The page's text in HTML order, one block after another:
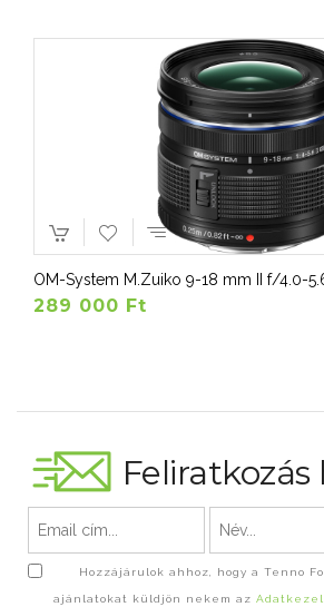
OM-System M.Zuiko 9-18 mm II f/4.0-
289 000 Ft
Hozzájárulok ahhoz, hogy a Tenno
ajánlatokat küldjön nekem az